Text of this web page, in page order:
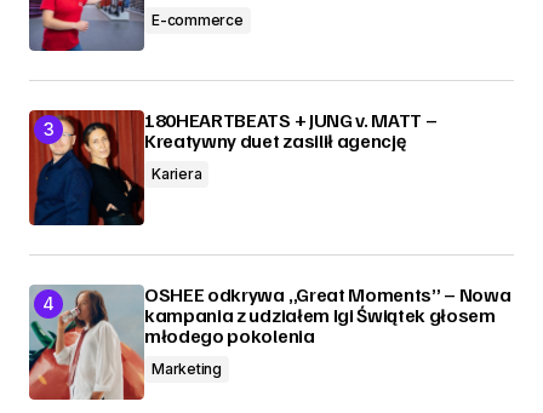
E-commerce
180HEARTBEATS + JUNG v. MATT –
Kreatywny duet zasilił agencję
Kariera
OSHEE odkrywa „Great Moments” – Nowa
kampania z udziałem Igi Świątek głosem
młodego pokolenia
Marketing